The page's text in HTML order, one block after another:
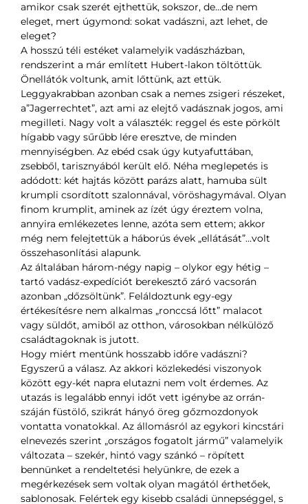
amikor csak szerét ejthettük, sokszor, de…de nem
eleget, mert úgymond: sokat vadászni, azt lehet, de
eleget?
A hosszú téli estéket valamelyik vadászházban,
rendszerint a már említett Hubert-lakon töltöttük.
Önellátók voltunk, amit lőttünk, azt ettük.
Leggyakrabban azonban csak a nemes zsigeri részeket,
a”Jagerrechtet”, azt ami az elejtő vadásznak jogos, ami
megilleti. Nagy volt a választék: reggel és este pörkölt
hígabb vagy sűrűbb lére eresztve, de minden
mennyiségben. Az ebéd csak úgy kutyafuttában,
zsebből, tarisznyából került elő. Néha meglepetés is
adódott: két hajtás között parázs alatt, hamuba sült
krumpli csordított szalonnával, vöröshagymával. Olyan
finom krumplit, aminek az ízét úgy éreztem volna,
annyira emlékezetes lenne, azóta sem ettem; akkor
még nem felejtettük a háborús évek „ellátását”…volt
összehasonlítási alapunk.
Az általában három-négy napig – olykor egy hétig –
tartó vadász-expedíciót berekesztő záró vacsorán
azonban „dőzsöltünk”. Feláldoztunk egy-egy
értékesítésre nem alkalmas „ronccsá lőtt” malacot
vagy süldőt, amiből az otthon, városokban nélkülöző
családtagoknak is jutott.
Hogy miért mentünk hosszabb időre vadászni?
Egyszerű a válasz. Az akkori közlekedési viszonyok
között egy-két napra elutazni nem volt érdemes. Az
utazás is legalább ennyi időt vett igénybe az orrán-
száján füstölő, szikrát hányó öreg gőzmozdonyok
vontatta vonatokkal. Az állomásról az egykori kincstári
elnevezés szerint „országos fogatolt jármű” valamelyik
változata – szekér, hintó vagy szánkó – röpített
bennünket a rendeltetési helyünkre, de ezek a
megérkezések sem voltak olyan magától érthetőek,
sablonosak. Felértek egy kisebb családi ünnepséggel, s